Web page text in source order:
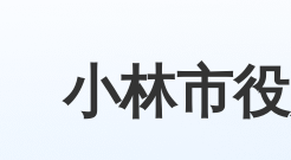
小林市